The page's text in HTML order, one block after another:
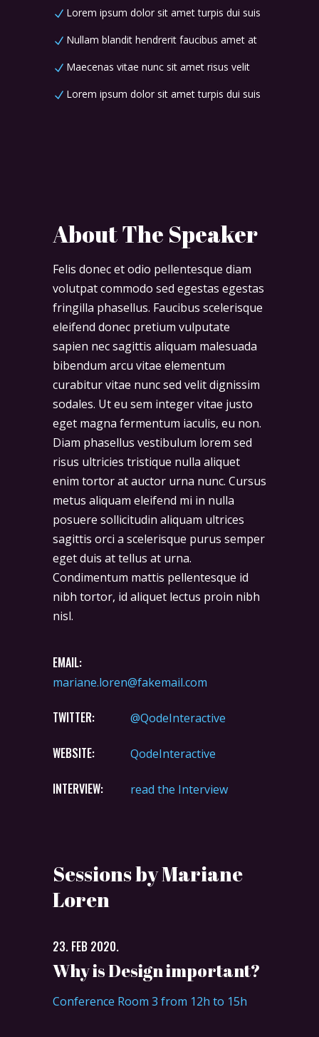
Lorem ipsum dolor sit amet turpis dui suis
Nullam blandit hendrerit faucibus amet at
Maecenas vitae nunc sit amet risus velit
Lorem ipsum dolor sit amet turpis dui suis
About The Speaker
Felis donec et odio pellentesque diam
volutpat commodo sed egestas egestas
fringilla phasellus. Faucibus scelerisque
eleifend donec pretium vulputate
sapien nec sagittis aliquam malesuada
bibendum arcu vitae elementum
curabitur vitae nunc sed velit dignissim
sodales. Ut eu sem integer vitae justo
eget magna fermentum iaculis, eu non.
Diam phasellus vestibulum lorem sed
risus ultricies tristique nulla aliquet
enim tortor at auctor urna nunc. Cursus
metus aliquam eleifend mi in nulla
posuere sollicitudin aliquam ultrices
sagittis orci a scelerisque purus semper
eget duis at tellus at urna.
Condimentum mattis pellentesque id
nibh tortor, id aliquet lectus proin nibh
nisl.
EMAIL:
mariane.loren@fakemail.com
TWITTER: @QodeInteractive
WEBSITE: QodeInteractive
INTERVIEW: read the Interview
Sessions by Mariane
Loren
23. FEB 2020.
Why is Design important?
Conference Room 3 from 12h to 15h